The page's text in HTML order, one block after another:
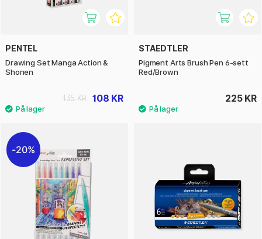
PENTEL
Drawing Set Manga Action &
Shonen
108 KR
135 KR
STAEDTLER
Pigment Arts Brush Pen 6-sett
Red/Brown
225 KR
20%